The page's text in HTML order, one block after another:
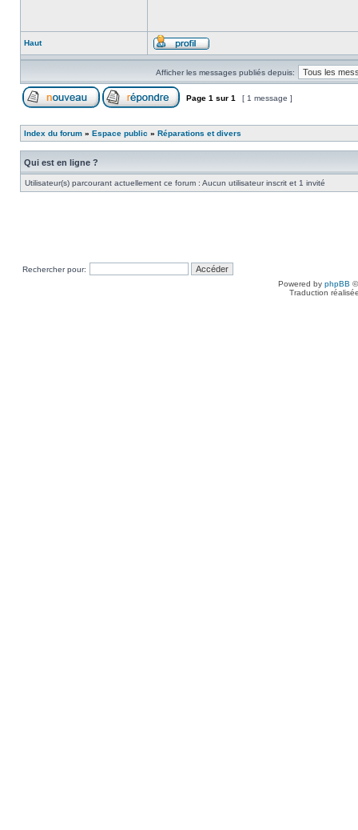
Haut
Afficher les messages publiés depuis:
Page 1 sur 1 [ 1 message ]
Index du forum » Espace public » Réparations et divers
Qui est en ligne ?
Utilisateur(s) parcourant actuellement ce forum : Aucun utilisateur inscrit et 1 invité
Rechercher pour:
Powered by phpBB
Traduction